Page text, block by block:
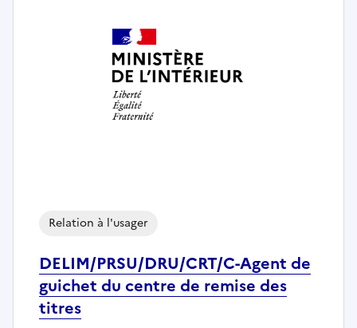
DELIM/PRSU/DRU/CRT/C-Agent de
guichet du centre de remise des
titres
Relation à l'usager